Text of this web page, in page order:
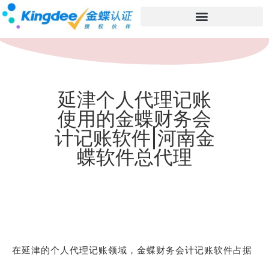
延津个人代理记账
使用的金蝶财务会
计记账软件|河南金
蝶软件总代理
在延津的个人代理记账领域，金蝶财务会计记账软件占据